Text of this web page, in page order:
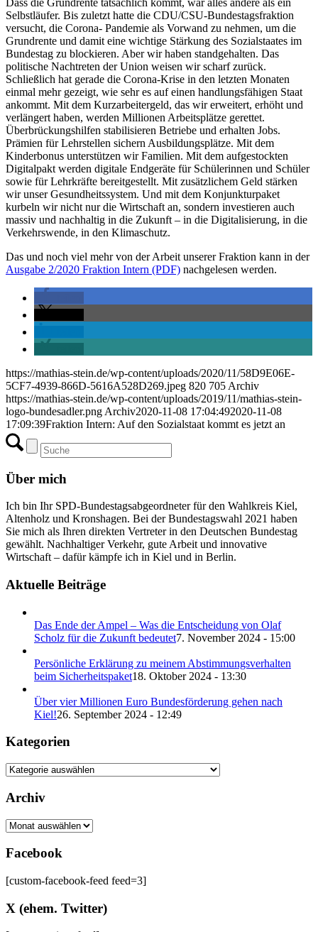
Selbstläufer. Bis zuletzt hatte die CDU/CSU-Bundestagsfraktion
versucht, die Corona- Pandemie als Vorwand zu nehmen, um die
Grundrente und damit eine wichtige Stärkung des Sozialstaates im
Bundestag zu blockieren. Aber wir haben standgehalten. Das
politische Nachtreten der Union weisen wir scharf zurück.
Schließlich hat gerade die Corona-Krise in den letzten Monaten
einmal mehr gezeigt, wie sehr es auf einen handlungsfähigen Staat
ankommt. Mit dem Kurzarbeitergeld, das wir erweitert, erhöht und
verlängert haben, werden Millionen Arbeitsplätze gerettet.
Überbrückungshilfen stabilisieren Betriebe und erhalten Jobs.
Prämien für Lehrstellen sichern Ausbildungsplätze. Mit dem
Kinderbonus unterstützen wir Familien. Mit dem aufgestockten
Digitalpakt werden digitale Endgeräte für Schülerinnen und Schüler
sowie für Lehrkräfte bereitgestellt. Mit zusätzlichem Geld stärken
wir unser Gesundheitssystem. Und mit dem Konjunkturpaket
kurbeln wir nicht nur die Wirtschaft an, sondern investieren auch
massiv und nachhaltig in die Zukunft – in die Digitalisierung, in die
Verkehrswende, in den Klimaschutz.
Das und noch viel mehr von der Arbeit unserer Fraktion kann in der
Ausgabe 2/2020 Fraktion Intern (PDF) nachgelesen werden.
https://mathias-stein.de/wp-content/uploads/2020/11/58D9E06E-
5CF7-4939-866D-5616A528D269.jpeg 820 705 Archiv
https://mathias-stein.de/wp-content/uploads/2019/11/mathias-stein-
logo-bundesadler.png Archiv2020-11-08 17:04:492020-11-08
17:09:39Fraktion Intern: Auf den Sozialstaat kommt es jetzt an
Über mich
Ich bin Ihr SPD-Bundestagsabgeordneter für den Wahlkreis Kiel,
Altenholz und Kronshagen. Bei der Bundestagswahl 2021 haben
Sie mich als Ihren direkten Vertreter in den Deutschen Bundestag
gewählt. Nachhaltiger Verkehr, gute Arbeit und innovative
Wirtschaft – dafür kämpfe ich in Kiel und in Berlin.
Aktuelle Beiträge
Das Ende der Ampel – Was die Entscheidung von Olaf
Scholz für die Zukunft bedeutet7. November 2024 - 15:00
Persönliche Erklärung zu meinem Abstimmungsverhalten
beim Sicherheitspaket18. Oktober 2024 - 13:30
Über vier Millionen Euro Bundesförderung gehen nach
Kiel!26. September 2024 - 12:49
Kategorien
Kategorien
Archiv
Archiv
Facebook
[custom-facebook-feed feed=3]
X (ehem. Twitter)